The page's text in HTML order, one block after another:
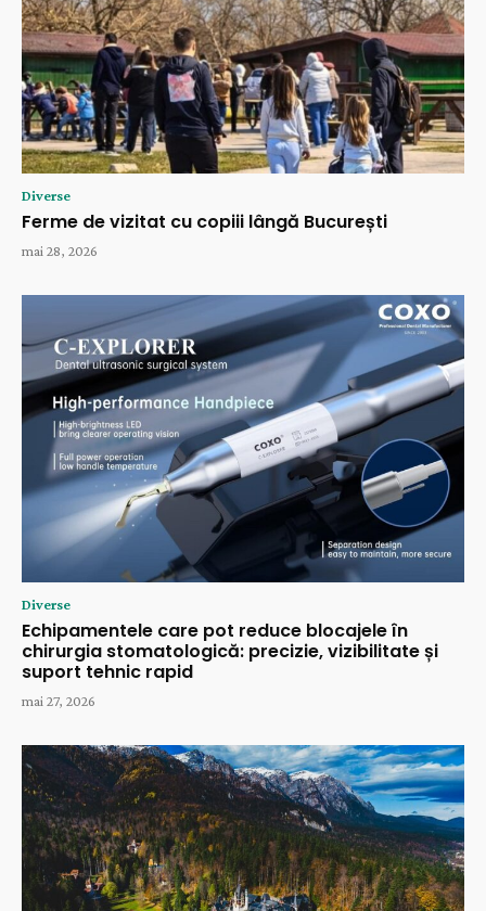
Diverse
Ferme de vizitat cu copiii lângă București
mai 28, 2026
Diverse
Echipamentele care pot reduce blocajele în
chirurgia stomatologică: precizie, vizibilitate și
suport tehnic rapid
mai 27, 2026